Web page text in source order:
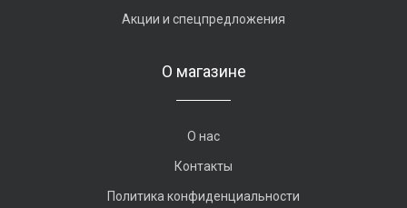
Акции и спецпредложения
О магазине
О нас
Контакты
Политика конфиденциальности